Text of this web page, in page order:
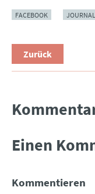
FACEBOOK
Zurück
Einen
Kommentieren